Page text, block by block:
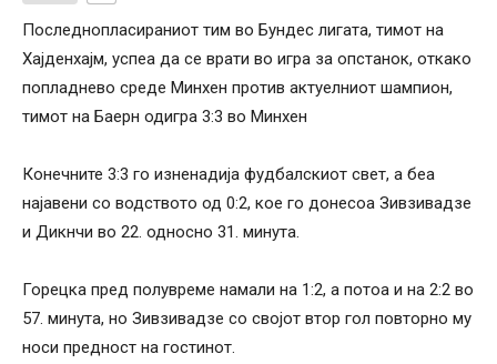
Последнопласираниот тим во Бундес лигата, тимот на
Хаjденхаjм, успеа да се врати во игра за опстанок, откако
попладнево среде Минхен против актуелниот шампион,
тимот на Баерн одигра 3:3 во Минхен
Конечните 3:3 го изненадија фудбалскиот свет, а беа
најавени со водството од 0:2, кое го донесоа Зивзивадзе
и Дикнчи во 22. односно 31. минута.
Горецка пред полувреме намали на 1:2, а потоа и на 2:2 во
57. минута, но Зивзивадзе со својот втор гол повторно му
носи предност на гостинот.